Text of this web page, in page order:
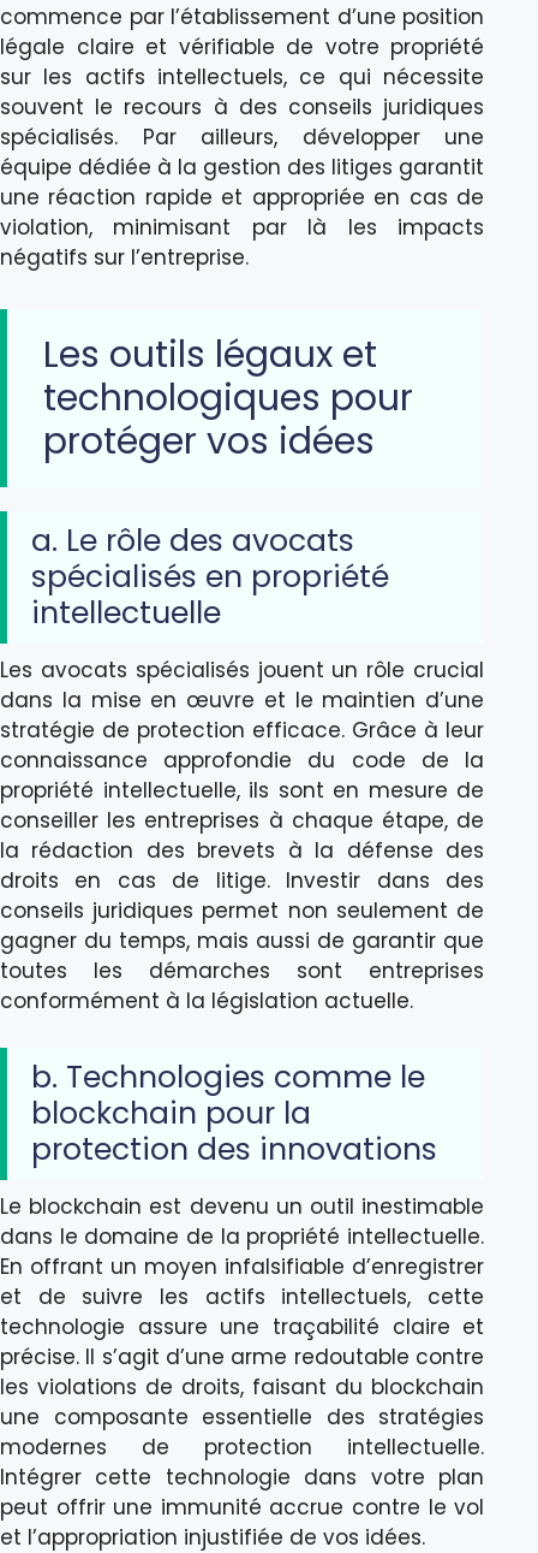
commence par l’établissement d’une position
légale claire et vérifiable de votre propriété
sur les actifs intellectuels, ce qui nécessite
souvent le recours à des conseils juridiques
spécialisés. Par ailleurs, développer une
équipe dédiée à la gestion des litiges garantit
une réaction rapide et appropriée en cas de
violation, minimisant par là les impacts
négatifs sur l’entreprise.
Les outils légaux et
technologiques pour
protéger vos idées
a. Le rôle des avocats
spécialisés en propriété
intellectuelle
Les avocats spécialisés jouent un rôle crucial
dans la mise en œuvre et le maintien d’une
stratégie de protection efficace. Grâce à leur
connaissance approfondie du code de la
propriété intellectuelle, ils sont en mesure de
conseiller les entreprises à chaque étape, de
la rédaction des brevets à la défense des
droits en cas de litige. Investir dans des
conseils juridiques permet non seulement de
gagner du temps, mais aussi de garantir que
toutes les démarches sont entreprises
conformément à la législation actuelle.
b. Technologies comme le
blockchain pour la
protection des innovations
Le blockchain est devenu un outil inestimable
dans le domaine de la propriété intellectuelle.
En offrant un moyen infalsifiable d’enregistrer
et de suivre les actifs intellectuels, cette
technologie assure une traçabilité claire et
précise. Il s’agit d’une arme redoutable contre
les violations de droits, faisant du blockchain
une composante essentielle des stratégies
modernes de protection intellectuelle.
Intégrer cette technologie dans votre plan
peut offrir une immunité accrue contre le vol
et l’appropriation injustifiée de vos idées.